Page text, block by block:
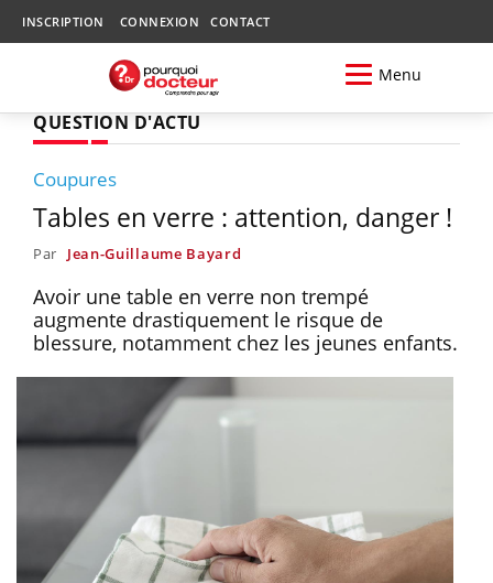
INSCRIPTION CONNEXION CONTACT
Menu
QUESTION D'ACTU
Coupures
Tables en verre : attention, danger !
Par Jean-Guillaume Bayard
Avoir une table en verre non trempé
augmente drastiquement le risque de
blessure, notamment chez les jeunes enfants.